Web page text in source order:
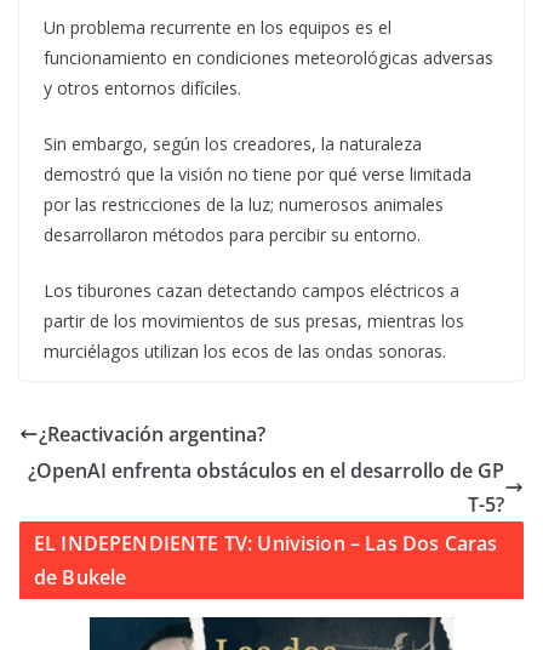
Un problema recurrente en los equipos es el
funcionamiento en condiciones meteorológicas adversas
y otros entornos difíciles.
Sin embargo, según los creadores, la naturaleza
demostró que la visión no tiene por qué verse limitada
por las restricciones de la luz; numerosos animales
desarrollaron métodos para percibir su entorno.
Los tiburones cazan detectando campos eléctricos a
partir de los movimientos de sus presas, mientras los
murciélagos utilizan los ecos de las ondas sonoras.
¿Reactivación argentina?
¿OpenAI enfrenta obstáculos en el desarrollo de GP
T-5?
EL INDEPENDIENTE TV: Univision – Las Dos Caras
de Bukele